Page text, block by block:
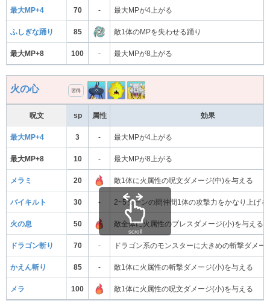
最大MP+4 70 - 最大MPが4上がる
ふしぎな踊り 85 敵1体のMPを失わせる踊り
最大MP+8 100 - 最大MPが8上がる
火の心 習得
呪文 sp 属性 効果
最大MP+4 3 - 最大MPが4上がる
最大MP+8 10 - 最大MPが8上がる
メラミ 20 敵1体に火属性の呪文ダメージ(中)を与える
バイキルト 30 - 2~5ターンの間仲間1体の攻撃力をかなり上げる
火の息 50 敵全体に火属性のブレスダメージ(小)を与える
ドラゴン斬り 70 - ドラゴン系のモンスターに大きめの斬撃ダメー
かえん斬り 85 - 敵1体に火属性の斬撃ダメージ(小)を与える
メラ 100 敵1体に火属性の呪文ダメージ(小)を与える
scroll